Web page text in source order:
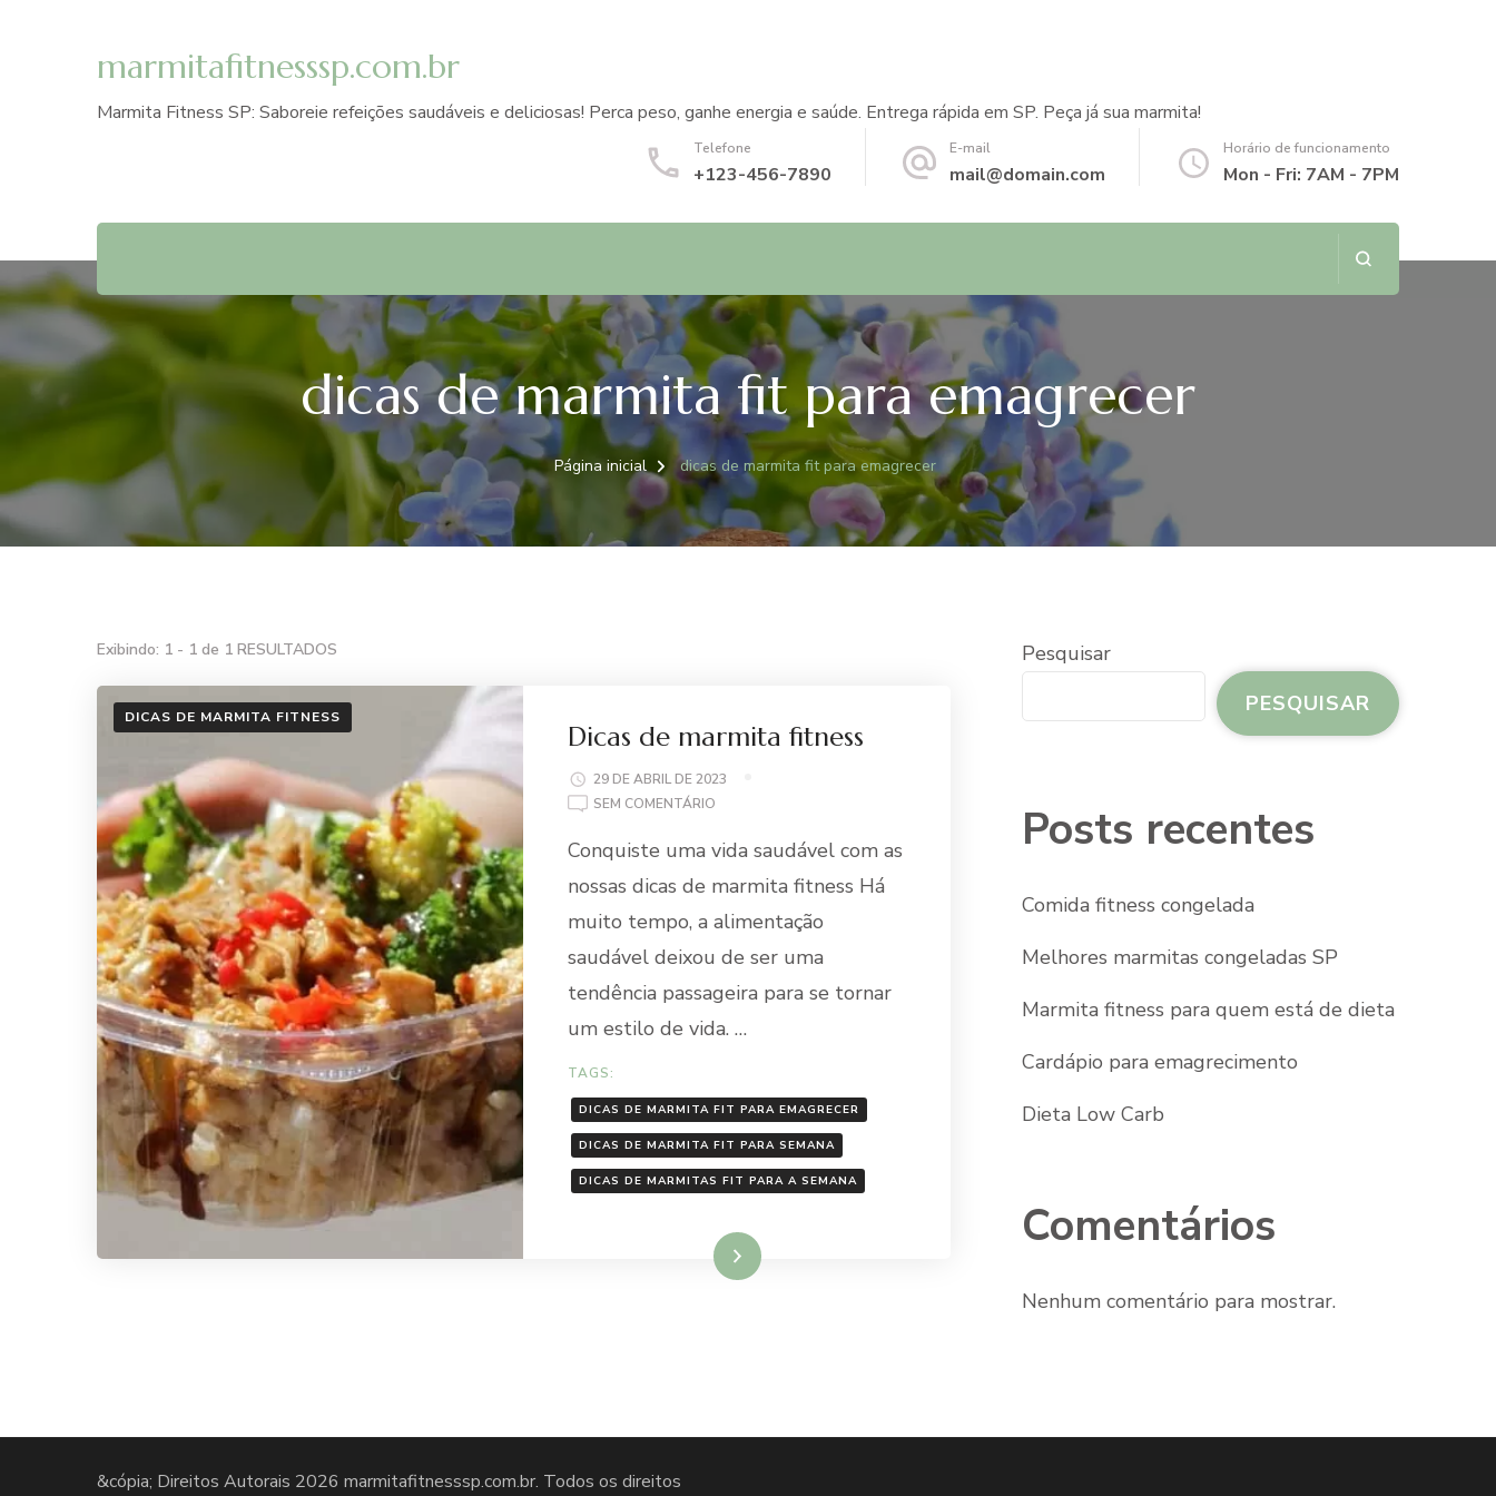
marmitafitnesssp.com.br
Marmita Fitness SP: Saboreie refeições saudáveis e deliciosas! Perca peso, ganhe energia e saúde. Entrega rápida em SP. Peça já sua marmita!
Telefone
+123-456-7890
E-mail
mail@domain.com
Horário de funcionamento
Mon - Fri: 7AM - 7PM
dicas de marmita fit para emagrecer
Página inicial dicas de marmita fit para emagrecer
Exibindo: 1 - 1 de 1 RESULTADOS
DICAS DE MARMITA FITNESS
Dicas de marmita fitness
29 DE ABRIL DE 2023
SEM COMENTÁRIO
DE
FITNESS
Conquiste uma vida saudável com as
nossas dicas de marmita fitness Há
muito tempo, a alimentação
saudável deixou de ser uma
tendência passageira para se tornar
um estilo de vida. …
TAGS:
DICAS DE MARMITA FIT PARA EMAGRECER
DICAS DE MARMITA FIT PARA SEMANA
DICAS DE MARMITAS FIT PARA A SEMANA
Ler mais
Pesquisar
PESQUISAR
Posts recentes
Comida fitness congelada
Melhores marmitas congeladas SP
Marmita fitness para quem está de dieta
Cardápio para emagrecimento
Dieta Low Carb
Comentários
Nenhum comentário para mostrar.
&cópia; Direitos Autorais 2026 marmitafitnesssp.com.br. Todos os direitos